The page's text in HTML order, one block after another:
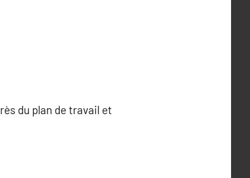
du plan de travail et